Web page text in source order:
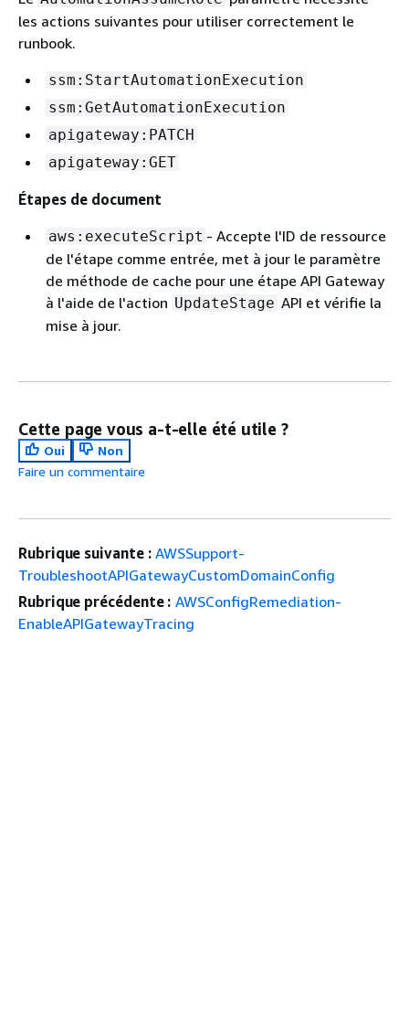
les actions suivantes pour utiliser correctement le
runbook.
ssm:StartAutomationExecution
ssm:GetAutomationExecution
apigateway:PATCH
apigateway:GET
Étapes de document
aws:executeScript - Accepte l'ID de ressource
de l'étape comme entrée, met à jour le paramètre
de méthode de cache pour une étape API Gateway
à l'aide de l'action UpdateStage API et vérifie la
mise à jour.
Cette page vous a-t-elle été utile ?
Oui
Non
Faire un commentaire
Rubrique suivante : AWSSupport-
TroubleshootAPIGatewayCustomDomainConfig
Rubrique précédente : AWSConfigRemediation-
EnableAPIGatewayTracing